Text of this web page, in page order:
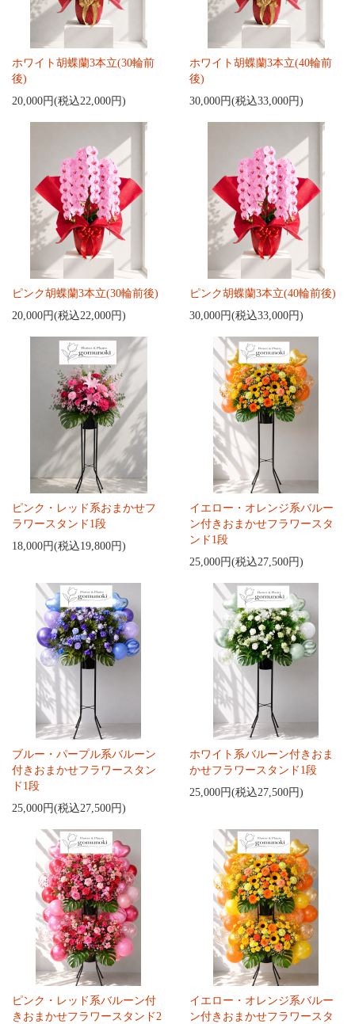
ホワイト胡蝶蘭3本立(30輪前
後)
20,000円(税込22,000円)
ホワイト胡蝶蘭3本立(40輪前
後)
30,000円(税込33,000円)
ピンク胡蝶蘭3本立(30輪前後)
20,000円(税込22,000円)
ピンク胡蝶蘭3本立(40輪前後)
30,000円(税込33,000円)
ピンク・レッド系おまかせフ
ラワースタンド1段
18,000円(税込19,800円)
イエロー・オレンジ系バルー
ン付きおまかせフラワースタ
ンド1段
25,000円(税込27,500円)
ブルー・パープル系バルーン
付きおまかせフラワースタン
ド1段
25,000円(税込27,500円)
ホワイト系バルーン付きおま
かせフラワースタンド1段
25,000円(税込27,500円)
ピンク・レッド系バルーン付
きおまかせフラワースタンド2
イエロー・オレンジ系バルー
ン付きおまかせフラワースタ